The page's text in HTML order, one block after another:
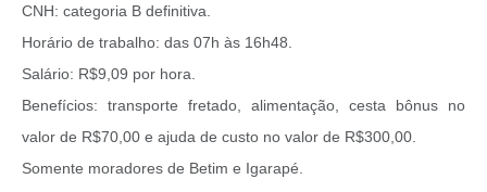
CNH: categoria B definitiva.
Horário de trabalho: das 07h às 16h48.
Salário: R$9,09 por hora.
Benefícios: transporte fretado, alimentação, cesta bônus no
valor de R$70,00 e ajuda de custo no valor de R$300,00.
Somente moradores de Betim e Igarapé.